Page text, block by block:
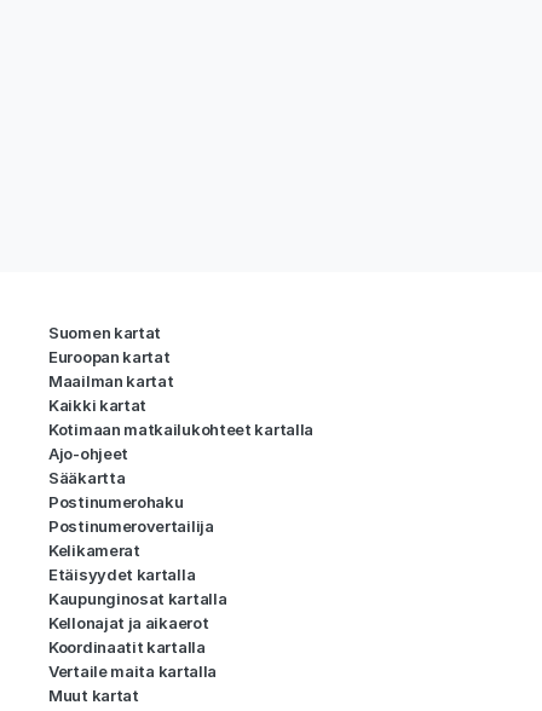
Suomen kartat
Euroopan kartat
Maailman kartat
Kaikki kartat
Kotimaan matkailukohteet kartalla
Ajo-ohjeet
Sääkartta
Postinumerohaku
Postinumerovertailija
Kelikamerat
Etäisyydet kartalla
Kaupunginosat kartalla
Kellonajat ja aikaerot
Koordinaatit kartalla
Vertaile maita kartalla
Muut kartat